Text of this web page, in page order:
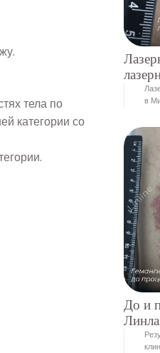
тела по
категории со
в
До и